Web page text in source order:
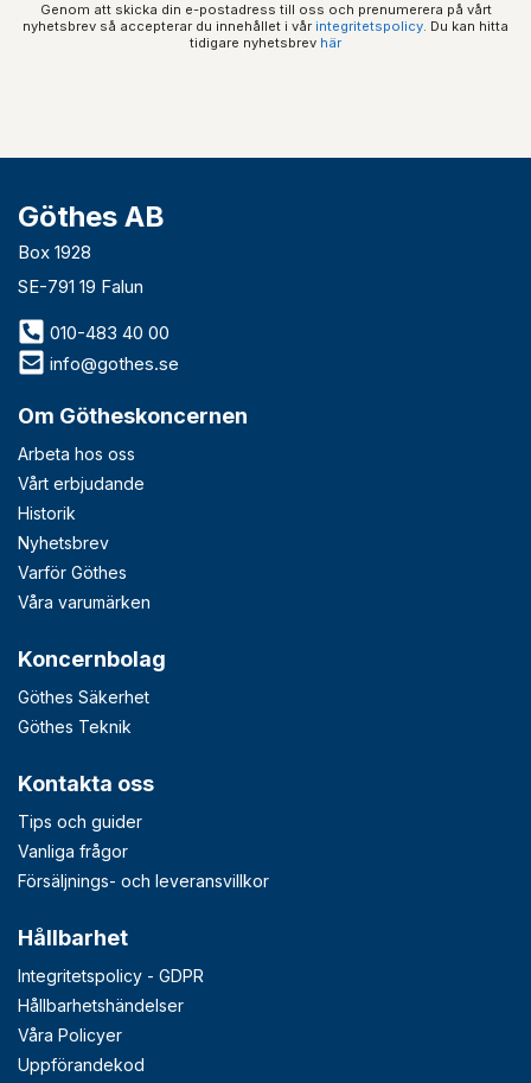
Genom att skicka din e-postadress till oss och prenumerera på vårt
nyhetsbrev så accepterar du innehållet i vår integritetspolicy. Du kan hitta
tidigare nyhetsbrev här
Göthes AB
Box 1928
SE-791 19 Falun
010-483 40 00
info@gothes.se
Om Götheskoncernen
Arbeta hos oss
Vårt erbjudande
Historik
Nyhetsbrev
Varför Göthes
Våra varumärken
Koncernbolag
Göthes Säkerhet
Göthes Teknik
Kontakta oss
Tips och guider
Vanliga frågor
Försäljnings- och leveransvillkor
Hållbarhet
Integritetspolicy - GDPR
Hållbarhetshändelser
Våra Policyer
Uppförandekod